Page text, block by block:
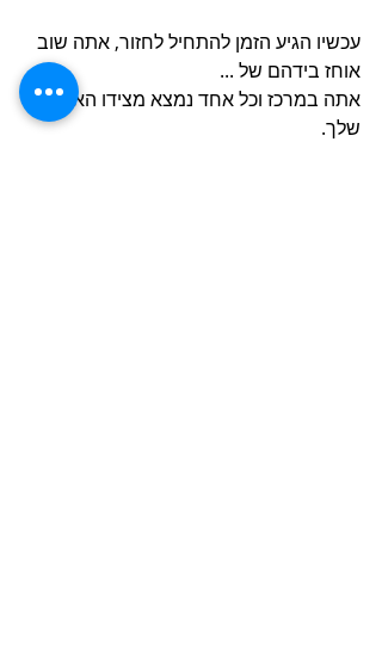
עכשיו הגיע הזמן להתחיל לחזור, אתה שוב
אוחז בידהם של ...
אתה במרכז וכל אחד נמצא מצידו האחר
שלך.